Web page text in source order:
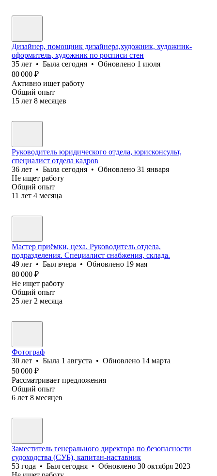
Дизайнер, помощник дизайнера,художник, художник-
оформитель, художник по росписи стен
35 лет • Была сегодня • Обновлено 1 июля
80 000 ₽
Активно ищет работу
Общий опыт
15 лет 8 месяцев
Руководитель юридического отдела, юрисконсульт,
специалист отдела кадров
36 лет • Была сегодня • Обновлено 31 января
Не ищет работу
Общий опыт
11 лет 4 месяца
Мастер приёмки, цеха. Руководитель отдела,
подразделения. Специалист снабжения, склада.
49 лет • Был вчера • Обновлено 19 мая
80 000 ₽
Не ищет работу
Общий опыт
25 лет 2 месяца
Фотограф
30 лет • Была 1 августа • Обновлено 14 марта
50 000 ₽
Рассматривает предложения
Общий опыт
6 лет 8 месяцев
Заместитель генерального директора по безопасности
судоходства (СУБ), капитан-наставник
53 года • Был сегодня • Обновлено 30 октября 2023